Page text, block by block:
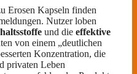
Erosen Kapseln finden
Nutzer loben
und die effektive
von einem „deutlichen
Konzentration, die
privaten Leben